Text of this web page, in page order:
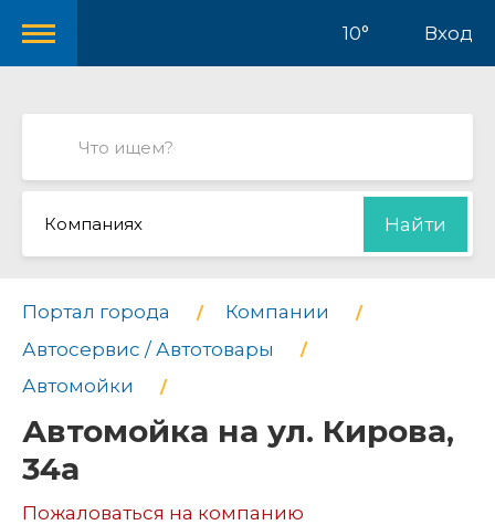
10° Вход
Компаниях Найти
Портал города
Компании
Автосервис / Автотовары
Автомойки
Автомойка на ул. Кирова,
34а
Пожаловаться на компанию